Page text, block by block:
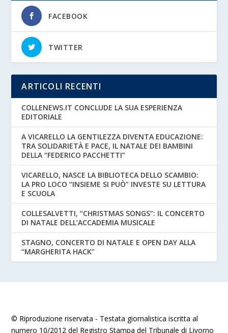
FACEBOOK
TWITTER
ARTICOLI RECENTI
COLLENEWS.IT CONCLUDE LA SUA ESPERIENZA
EDITORIALE
A VICARELLO LA GENTILEZZA DIVENTA EDUCAZIONE:
TRA SOLIDARIETÀ E PACE, IL NATALE DEI BAMBINI
DELLA “FEDERICO PACCHETTI”
VICARELLO, NASCE LA BIBLIOTECA DELLO SCAMBIO:
LA PRO LOCO “INSIEME SI PUÒ” INVESTE SU LETTURA
E SCUOLA
COLLESALVETTI, “CHRISTMAS SONGS”: IL CONCERTO
DI NATALE DELL’ACCADEMIA MUSICALE
STAGNO, CONCERTO DI NATALE E OPEN DAY ALLA
“MARGHERITA HACK”
© Riproduzione riservata - Testata giornalistica iscritta al
numero 10/2012 del Registro Stampa del Tribunale di Livorno